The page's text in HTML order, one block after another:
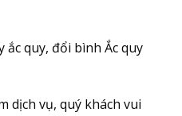
quy, đổi bình Ắc quy
dịch vụ, quý khách vui